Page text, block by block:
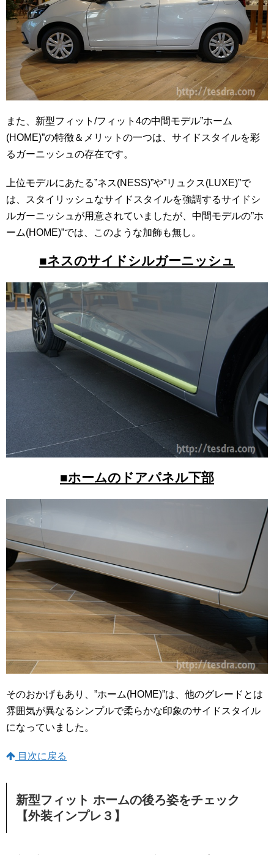
また、新型フィット/フィット4の中間モデル”ホーム
(HOME)”の特徴＆メリットの一つは、サイドスタイルを彩
るガーニッシュの存在です。
上位モデルにあたる”ネス(NESS)”や”リュクス(LUXE)”で
は、スタイリッシュなサイドスタイルを強調するサイドシ
ルガーニッシュが用意されていましたが、中間モデルの”ホ
ーム(HOME)”では、このような加飾も無し。
■ネスのサイドシルガーニッシュ
■ホームのドアパネル下部
そのおかげもあり、”ホーム(HOME)”は、他のグレードとは
雰囲気が異なるシンプルで柔らかな印象のサイドスタイル
になっていました。
目次に戻る
新型フィット ホームの後ろ姿をチェック
【外装インプレ３】